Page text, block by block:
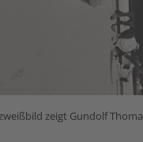
zeigt Gundolf